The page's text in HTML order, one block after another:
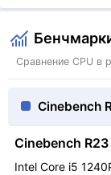
Сравнение CPU в
Cinebench
Cinebench
Intel Core i5